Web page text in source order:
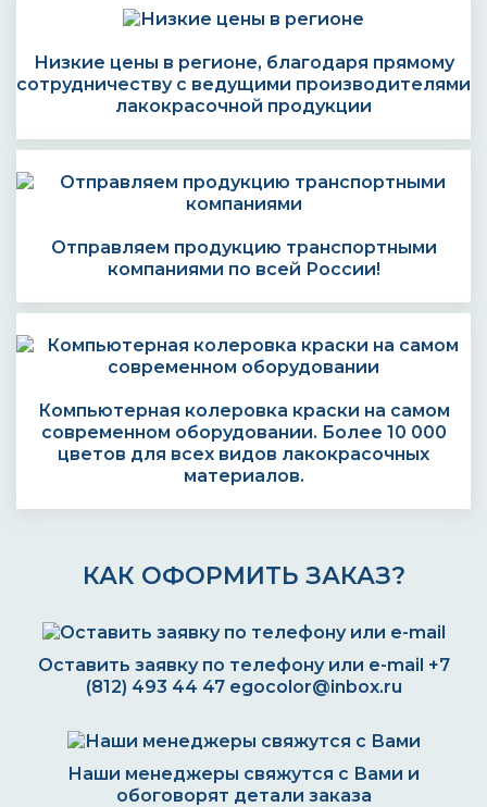
Низкие цены в регионе, благодаря прямому
сотрудничеству с ведущими производителями
лакокрасочной продукции
Отправляем продукцию транспортными
компаниями по всей России!
Компьютерная колеровка краски на самом
современном оборудовании. Более 10 000
цветов для всех видов лакокрасочных
материалов.
КАК ОФОРМИТЬ ЗАКАЗ?
Оставить заявку по телефону или e-mail +7
(812) 493 44 47 egocolor@inbox.ru
Наши менеджеры свяжутся с Вами и
обоговорят детали заказа